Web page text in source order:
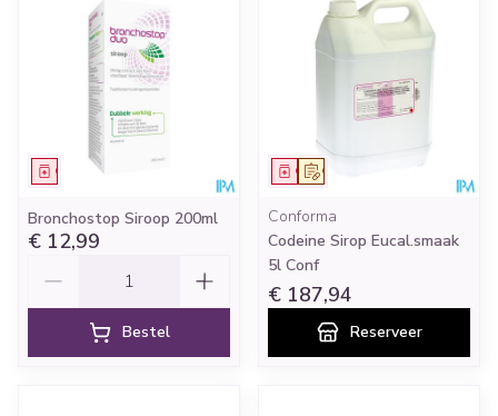
Geneesmiddel
Bronchostop Siroop 200ml
€ 12,99
Bestel
Op voorschrift
Geneesmiddel
Conforma
Codeine Sirop Eucal.smaak
5l Conf
€ 187,94
Reserveer